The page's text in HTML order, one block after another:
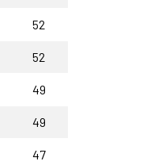
52
52
49
49
47